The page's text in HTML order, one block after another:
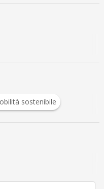
sostenibile